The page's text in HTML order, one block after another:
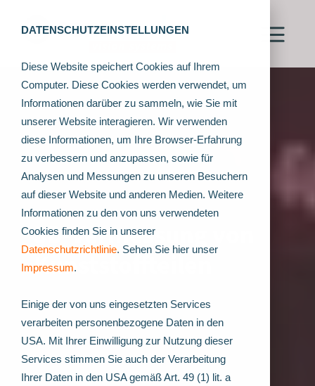
DATENSCHUTZEINSTELLUNGEN
Diese Website speichert Cookies auf Ihrem
Computer. Diese Cookies werden verwendet, um
Informationen darüber zu sammeln, wie Sie mit
unserer Website interagieren. Wir verwenden
diese Informationen, um Ihre Browser-Erfahrung
zu verbessern und anzupassen, sowie für
Analysen und Messungen zu unseren Besuchern
auf dieser Website und anderen Medien. Weitere
Informationen zu den von uns verwendeten
Cookies finden Sie in unserer
Datenschutzrichtlinie. Sehen Sie hier unser
Impressum.
Einige der von uns eingesetzten Services
verarbeiten personenbezogene Daten in den
USA. Mit Ihrer Einwilligung zur Nutzung dieser
Services stimmen Sie auch der Verarbeitung
Ihrer Daten in den USA gemäß Art. 49 (1) lit. a
3D-Vermessung von
Kunststoffteilen